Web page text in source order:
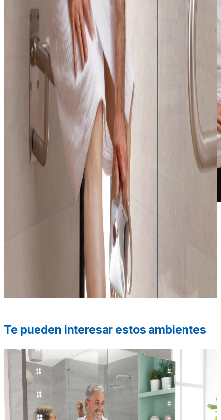
*Las fotografías de productos y ambientes son
ilustrativas, algunos atributos de color y textura pueden
variar de acuerdo a la resolución de tu pantalla y diferir
de la realidad. Los elementos de ambientación no se
incluyen en la compra.
Te pueden interesar estos ambientes